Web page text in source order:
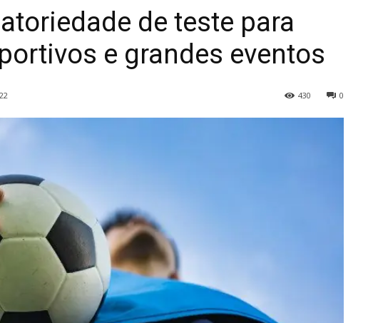
de teste para
e grandes eventos
0
430